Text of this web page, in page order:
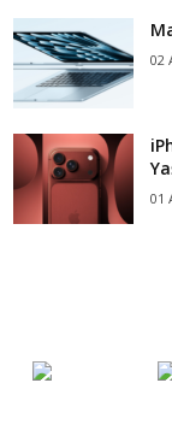
02
01